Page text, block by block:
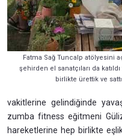
Fatma Sağ Tuncalp atölyesini
şehirden el sanatçıları da
birlikte ürettik ve
vakitlerine gelindiğinde
zumba fitness eğitmeni
hareketlerine hep birlikte